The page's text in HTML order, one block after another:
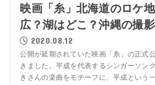
映画「糸」北海道のロケ
広？湖はどこ？沖縄の撮
2020.08.12
公開が延期されていた映画「糸」の正式
きました。平成を代表するシンガーソン
きさんの楽曲をモチーフに、平成という